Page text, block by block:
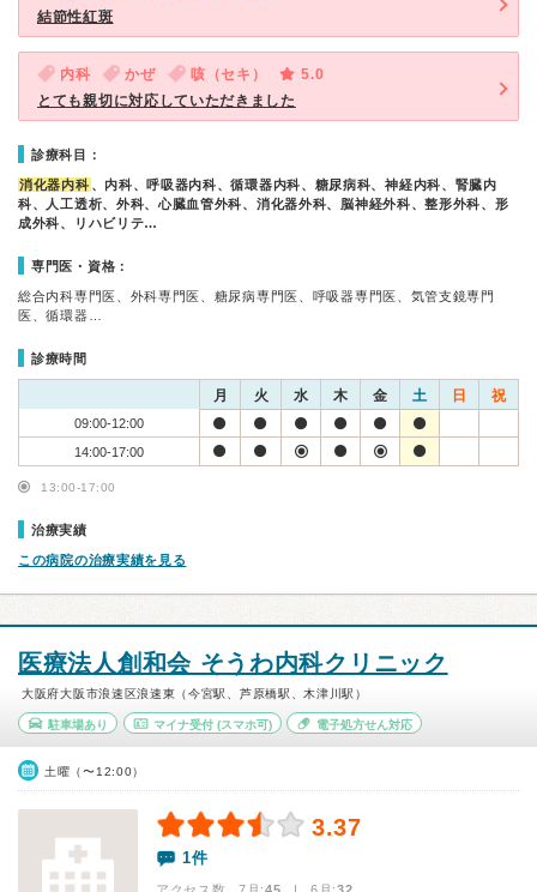
結節性紅斑
内科 かぜ 咳（セキ）
5.0
とても親切に対応していただきました
診療科目：
消化器内科 、内科、呼吸器内科、循環器内科、糖尿病科、神経内科、腎臓内
科、人工透析、外科、心臓血管外科、消化器外科、脳神経外科、整形外科、形
成外科、リハビリテ…
専門医・資格：
総合内科専門医、外科専門医、糖尿病専門医、呼吸器専門医、気管支鏡専門
医、循環器…
診療時間
月 火 水 木 金 土 日 祝
09:00-12:00
14:00-17:00
13:00-17:00
治療実績
この病院の治療実績を見る
医療法人創和会 そうわ内科クリニック
大阪府大阪市浪速区浪速東（今宮駅、芦原橋駅、木津川駅）
駐車場あり マイナ受付(スマホ可) 電子処方せん対応
土曜（〜12:00）
3.37
1件